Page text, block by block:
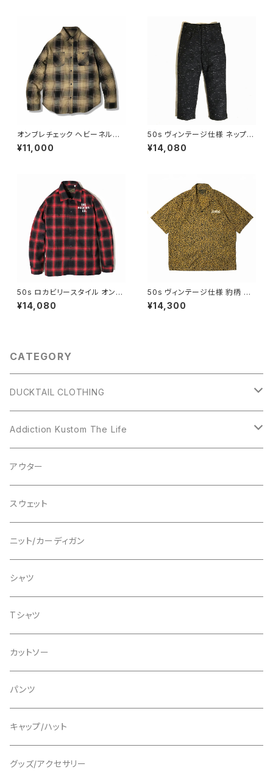
W" ブルー ブラック 青 黒
G "STAND FIRM" BLACK ダ
ックテイル クロージング
オンブレチェック ヘビーネルシ
ャツ ネコ目ボタン ロゴ刺繍 シ
ャドーチェック ヘビーウェイト
対応 DUCKTAIL CLOTHING
"SUFFER" BEIGE 長袖
¥11,000
50s ヴィンテージ仕様 ネップ織
り トラウザーズ パンツ ワークパ
ンツ スラックス 2タック セットア
CLOTHING NEP TROUSER
S "HEP CAT" PANTS BLAC
K ダックテイル クロージング
¥14,080
50s ロカビリースタイル オンブ
レチェック ネルシャツ ゆうパケ
ットポスト対応 DUCKTAIL CL
¥14,080
50s ヴィンテージ仕様 豹柄 オ
ープンカラー シャツ レオパード
ヒョウ柄 アニマル ロカビリース
¥14,300
CATEGORY
DUCKTAIL CLOTHING
アウター
シャツ
スウェット
ニット
カーディガン
Tシャツ
パンツ
グッズ/アクセサリー
Addiction Kustom The Life
アウター
シャツ
ニット
スウェット
Tシャツ
グッズ/アクセサリー
パンツ
アウター
スウェット
ニット/カーディガン
シャツ
Tシャツ
カットソー
パンツ
キャップ/ハット
グッズ/アクセサリー